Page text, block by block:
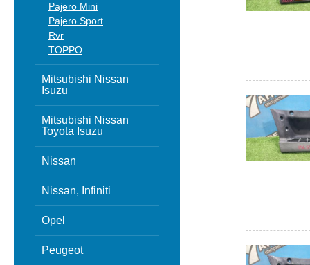
Pajero Mini
Pajero Sport
Rvr
TOPPO
Mitsubishi Nissan
Isuzu
Mitsubishi Nissan
Toyota Isuzu
Nissan
Nissan, Infiniti
Opel
Peugeot